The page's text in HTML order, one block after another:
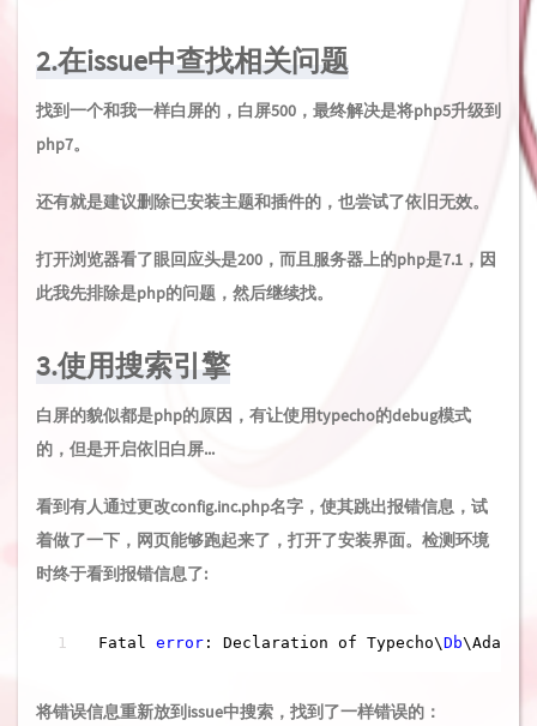
2.在issue中查找相关问题
找到一个和我一样白屏的，白屏500，最终解决是将php5升级到
php7。
还有就是建议删除已安装主题和插件的，也尝试了依旧无效。
打开浏览器看了眼回应头是200，而且服务器上的php是7.1，因
此我先排除是php的问题，然后继续找。
3.使用搜索引擎
白屏的貌似都是php的原因，有让使用typecho的debug模式
的，但是开启依旧白屏...
看到有人通过更改config.inc.php名字，使其跳出报错信息，试
着做了一下，网页能够跑起来了，打开了安装界面。检测环境
时终于看到报错信息了:
Fatal error : Declaration of Typecho\Db
将错误信息重新放到issue中搜索，找到了一样错误的：